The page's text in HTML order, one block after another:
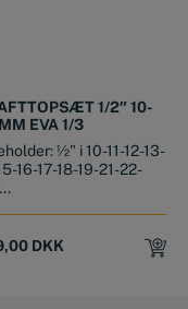
1/2″ 10-
EVA 1/3
½" i 10-11-12-13-
16-17-18-19-21-22-
DKK